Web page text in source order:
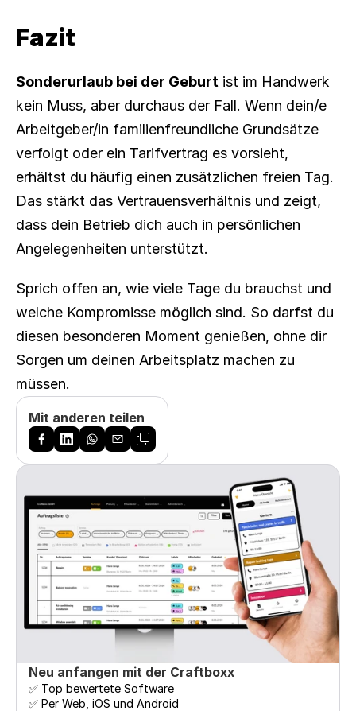
Fazit
Sonderurlaub bei der Geburt ist im Handwerk
kein Muss, aber durchaus der Fall. Wenn dein/e
Arbeitgeber/in familienfreundliche Grundsätze
verfolgt oder ein Tarifvertrag es vorsieht,
erhältst du häufig einen zusätzlichen freien Tag.
Das stärkt das Vertrauensverhältnis und zeigt,
dass dein Betrieb dich auch in persönlichen
Angelegenheiten unterstützt.
Sprich offen an, wie viele Tage du brauchst und
welche Kompromisse möglich sind. So darfst du
diesen besonderen Moment genießen, ohne dir
Sorgen um deinen Arbeitsplatz machen zu
müssen.
Mit anderen teilen
Neu anfangen mit der Craftboxx
✅ Top bewertete Software
✅ Per Web, iOS und Android